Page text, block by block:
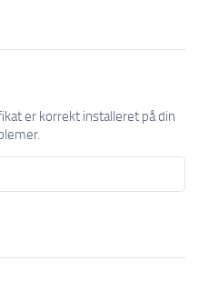
er korrekt installeret på din